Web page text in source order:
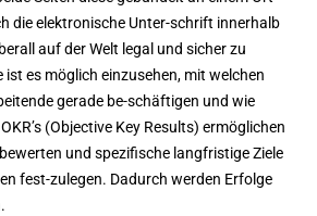
die elektronische Unter-schrift innerhalb
auf der Welt legal und sicher zu
es möglich einzusehen, mit welchen
gerade be-schäftigen und wie
(Objective Key Results) ermöglichen
und spezifische langfristige Ziele
fest-zulegen. Dadurch werden Erfolge